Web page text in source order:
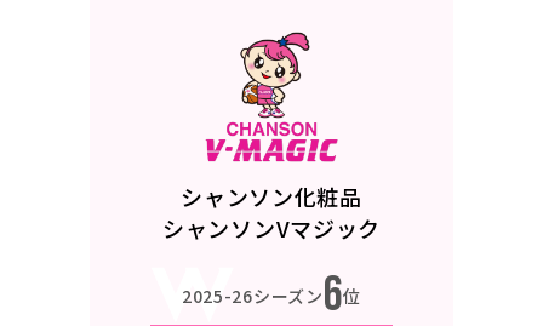
シャンソン化粧品
シャンソンVマジック
2025-26シーズン6位